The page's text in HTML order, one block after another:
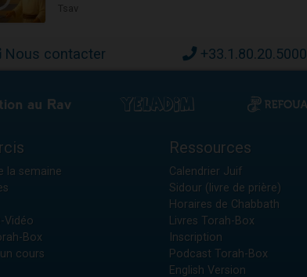
Nous contacter +33.1.80.20.5000
la semaine
Vidéo
Box
cours
Ressources
Calendrier Juif
Sidour (livre de prière)
Horaires de Chabbath
Livres Torah-Box
Inscription
Podcast Torah-Box
English Version